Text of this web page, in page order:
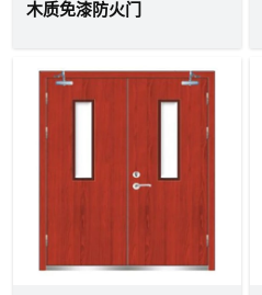
木质免漆防火门